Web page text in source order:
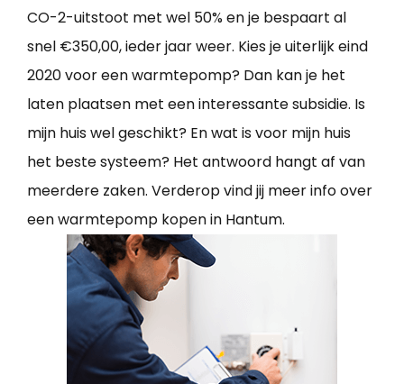
CO-2-uitstoot met wel 50% en je bespaart al
snel €350,00, ieder jaar weer. Kies je uiterlijk eind
2020 voor een warmtepomp? Dan kan je het
laten plaatsen met een interessante subsidie. Is
mijn huis wel geschikt? En wat is voor mijn huis
het beste systeem? Het antwoord hangt af van
meerdere zaken. Verderop vind jij meer info over
een warmtepomp kopen in Hantum.